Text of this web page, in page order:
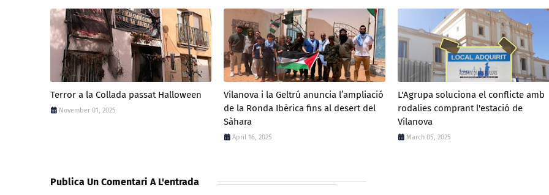
Terror a la Collada passat Halloween
November 01, 2025
Vilanova i la Geltrú anuncia l’ampliació
de la Ronda Ibèrica fins al desert del
Sàhara
April 16, 2025
L'Agrupa soluciona el conflicte amb
rodalies comprant l'estació de
Vilanova
March 05, 2025
Publica Un Comentari A L'entrada